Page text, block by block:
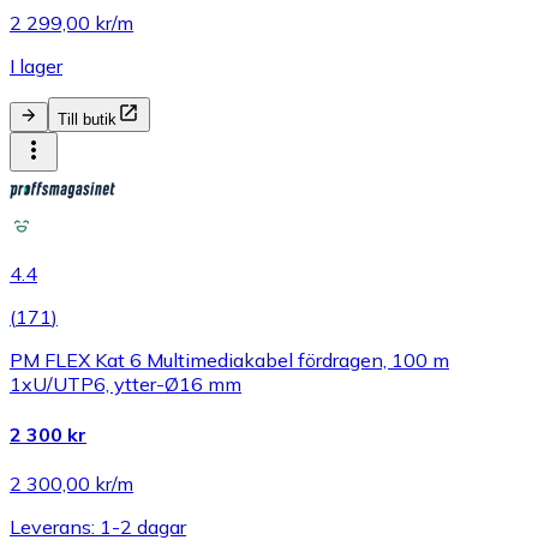
2 299,00 kr/m
I lager
Till butik
4.4
(171)
PM FLEX Kat 6 Multimediakabel fördragen, 100 m
1xU/UTP6, ytter-Ø16 mm
2 300 kr
2 300,00 kr/m
Leverans: 1-2 dagar